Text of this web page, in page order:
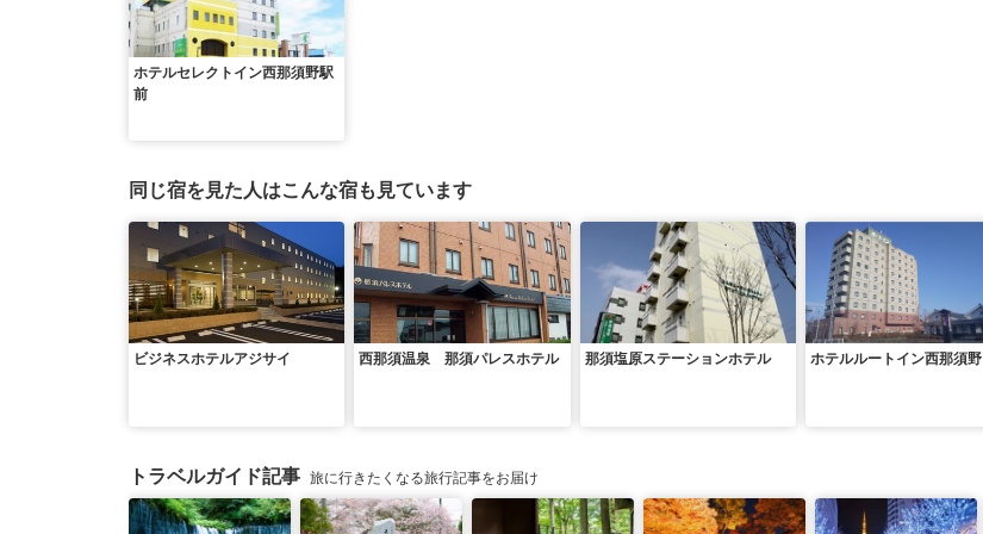
ホテルセレクトイン西那須野駅
前
同じ宿を見た人はこんな宿も見ています
ビジネスホテルアジサイ 西那須温泉 那須パレスホテル 那須塩原ステーションホテル ホテルルートイン西那須野
トラベルガイド記事 旅に行きたくなる旅行記事をお届け